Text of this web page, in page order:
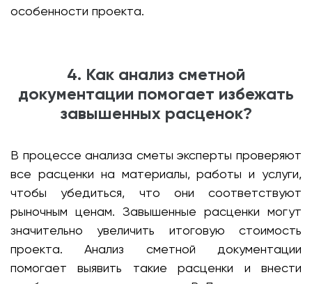
особенности проекта.
4. Как анализ сметной
документации помогает избежать
завышенных расценок?
В процессе анализа сметы эксперты проверяют
все расценки на материалы, работы и услуги,
чтобы убедиться, что они соответствуют
рыночным ценам. Завышенные расценки могут
значительно увеличить итоговую стоимость
проекта. Анализ сметной документации
помогает выявить такие расценки и внести